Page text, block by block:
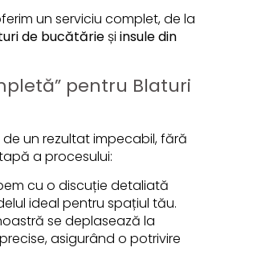
un serviciu complet, de la
de bucătărie și insule din
pentru Blaturi
un rezultat impecabil, fără
a procesului:
cu o discuție detaliată
ideal pentru spațiul tău.
se deplasează la
asigurând o potrivire